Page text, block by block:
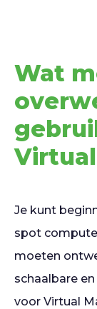
Wat
Je kunt
spot
moeten
schaalbare
voor Virtual